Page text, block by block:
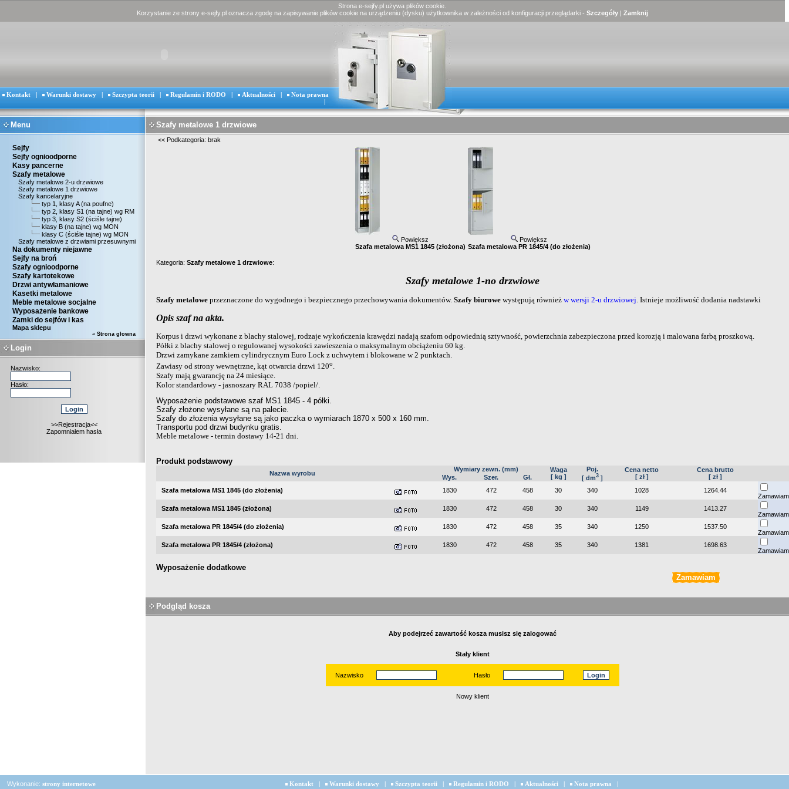
Strona e-sejfy.pl używa plików cookie.
Korzystanie ze strony e-sejfy.pl oznacza zgodę na zapisywanie plików cookie na urządzeniu (dysku) użytkownika w zależności od konfiguracji przeglądarki - Szczegóły| Zamknij
Kontakt | Warunki dostawy | Szczypta teorii | Regulamin i RODO | Aktualności |
Nota prawna
|
Menu
Sejfy
Sejfy ognioodporne
Kasy pancerne
Szafy metalowe
Szafy metalowe 2-u drzwiowe
Szafy metalowe 1 drzwiowe
Szafy kancelaryjne
typ 1, klasy A (na poufne)
typ 2, klasy S1 (na tajne) wg RM
typ 3, klasy S2 (ściśle tajne)
klasy B (na tajne) wg MON
klasy C (ściśle tajne) wg MON
Szafy metalowe z drzwiami przesuwnymi
Na dokumenty niejawne
Sejfy na broń
Szafy ognioodporne
Szafy kartotekowe
Drzwi antywłamaniowe
Kasetki metalowe
Meble metalowe socjalne
Wyposażenie bankowe
Zamki do sejfów i kas
Mapa sklepu
« Strona głowna
Login
Nazwisko:
Hasło:
>>Rejestracja<<
Zapomniałem hasła
Szafy metalowe 1 drzwiowe
<< Podkategoria: brak
Powiększ
Szafa metalowa MS1 1845 (złożona)
Powiększ
Szafa metalowa PR 1845/4 (do złożenia)
Kategoria: Szafy metalowe 1 drzwiowe:
Szafy metalowe 1-no drzwiowe
Szafy metalowe przeznaczone do wygodnego i bezpiecznego przechowywania dokumentów. Szafy biurowe występują również w wersji 2-u drzwiowej. Istnieje możliwość dodania nadstawki
Opis szaf na akta.
Korpus i drzwi wykonane z blachy stalowej, rodzaje wykończenia krawędzi nadają szafom odpowiednią sztywność, powierzchnia zabezpieczona przed korozją i malowana farbą proszkową.
Półki z blachy stalowej o regulowanej wysokości zawieszenia o maksymalnym obciążeniu 60 kg.
Drzwi zamykane zamkiem cylindrycznym Euro Lock z uchwytem i blokowane w 2 punktach.
Zawiasy od strony wewnętrzne, kąt otwarcia drzwi 120o.
Szafy mają gwarancję na 24 miesiące.
Kolor standardowy - jasnoszary RAL 7038 /popiel/.
Wyposażenie podstawowe szaf MS1 1845 - 4 półki.
Szafy złożone wysyłane są na palecie.
Szafy do złożenia wysyłane są jako paczka o wymiarach 1870 x 500 x 160 mm.
Transportu pod drzwi budynku gratis.
Meble metalowe - termin dostawy 14-21 dni.
Produkt podstawowy
Nazwa wyrobu
Wymiary zewn. (mm)
Waga
[ kg ]
Poj.
[ dm3 ]
Cena netto
[ zł ]
Cena brutto
[ zł ]
Wys. Szer.
Gł.
Szafa metalowa MS1 1845 (do złożenia)
1830 472 458 30 340 1028
1264.44
Zamawiam
Szafa metalowa MS1 1845 (złożona)
1830 472 458 30 340 1149
1413.27
Zamawiam
Szafa metalowa PR 1845/4 (do złożenia)
1830 472 458 35 340 1250
1537.50
Zamawiam
Szafa metalowa PR 1845/4 (złożona)
1830 472 458 35 340 1381
1698.63
Zamawiam
Wyposażenie dodatkowe
Podgląd kosza
Aby podejrzeć zawartość kosza musisz się zalogować
Stały klient
Nazwisko Hasło
Nowy klient
Wykonanie: strony internetowe Kontakt | Warunki dostawy | Szczypta teorii | Regulamin i RODO | Aktualności | Nota prawna |